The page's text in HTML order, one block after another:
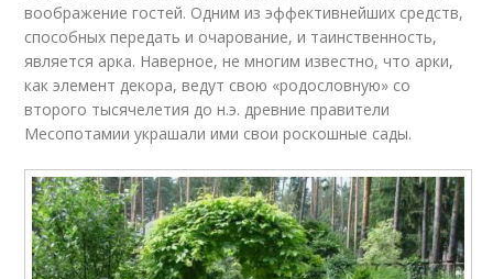
Арки для роз
розы
Цветочная арка Арка из цветов
воображение гостей. Одним из эффективнейших средств,
способных передать и очарование, и таинственность,
является арка. Наверное, не многим известно, что арки,
как элемент декора, ведут свою «родословную» со
второго тысячелетия до н.э. древние правители
Месопотамии украшали ими свои роскошные сады.